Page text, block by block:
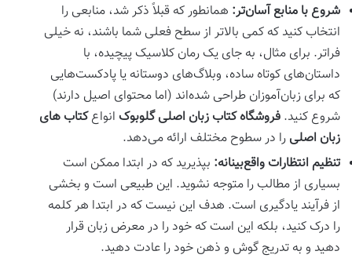
شروع با منابع آسان‌تر: همانطور که قبلاً ذکر شد، منابعی را
انتخاب کنید که کمی بالاتر از سطح فعلی شما باشند، نه خیلی
فراتر. برای مثال، به جای یک رمان کلاسیک پیچیده، با
داستان‌های کوتاه ساده، وبلاگ‌های دوستانه یا پادکست‌هایی
که برای زبان‌آموزان طراحی شده‌اند (اما محتوای اصیل دارند)
شروع کنید. فروشگاه کتاب زبان اصلی گلوبوک انواعکتاب های
زبان اصلی را در سطوح مختلف ارائه می‌دهد.
تنظیم انتظارات واقع‌بینانه: بپذیرید که در ابتدا ممکن است
بسیاری از مطالب را متوجه نشوید. این طبیعی است و بخشی
از فرآیند یادگیری است. هدف این نیست که در ابتدا هر کلمه
را درک کنید، بلکه این است که خود را در معرض زبان قرار
دهید و به تدریج گوش و ذهن خود را عادت دهید.